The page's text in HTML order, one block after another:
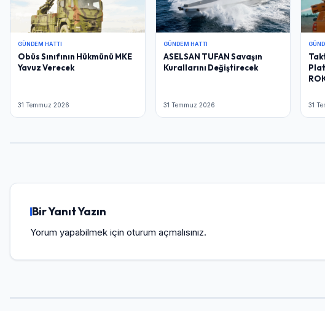
GÜNDEM HATTI
Obüs Sınıfının Hükmünü MKE
Yavuz Verecek
31 Temmuz 2026
GÜNDEM HATTI
ASELSAN TUFAN Savaşın
Kurallarını Değiştirecek
31 Temmuz 2026 31
Bir Yanıt Yazın
Yorum yapabilmek için oturum açmalısınız.